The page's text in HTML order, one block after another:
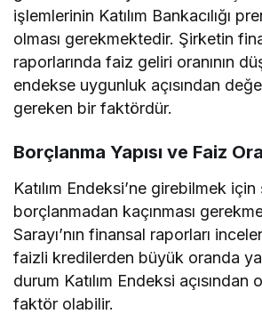
işlemlerinin Katılım Bankacılığı
olması gerekmektedir. Şirketin
raporlarında faiz geliri oranının
endekse uygunluk açısından
gereken bir faktördür.
Borçlanma Yapısı ve Faiz
Katılım Endeksi’ne girebilmek
borçlanmadan kaçınması
Sarayı’nın finansal raporları
faizli kredilerden büyük oranda
durum Katılım Endeksi açısından
faktör olabilir.